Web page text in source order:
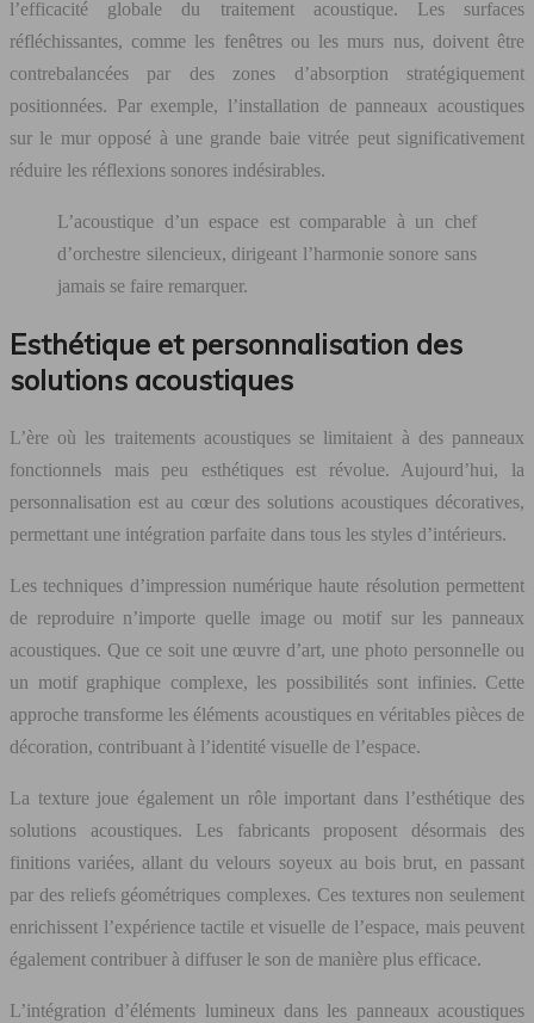
l’efficacité globale du traitement acoustique. Les surfaces
réfléchissantes, comme les fenêtres ou les murs nus, doivent être
contrebalancées par des zones d’absorption stratégiquement
positionnées. Par exemple, l’installation de panneaux acoustiques
sur le mur opposé à une grande baie vitrée peut significativement
réduire les réflexions sonores indésirables.
L’acoustique d’un espace est comparable à un chef
d’orchestre silencieux, dirigeant l’harmonie sonore sans
jamais se faire remarquer.
Esthétique et personnalisation des
solutions acoustiques
L’ère où les traitements acoustiques se limitaient à des panneaux
fonctionnels mais peu esthétiques est révolue. Aujourd’hui, la
personnalisation est au cœur des solutions acoustiques décoratives,
permettant une intégration parfaite dans tous les styles d’intérieurs.
Les techniques d’impression numérique haute résolution permettent
de reproduire n’importe quelle image ou motif sur les panneaux
acoustiques. Que ce soit une œuvre d’art, une photo personnelle ou
un motif graphique complexe, les possibilités sont infinies. Cette
approche transforme les éléments acoustiques en véritables pièces de
décoration, contribuant à l’identité visuelle de l’espace.
La texture joue également un rôle important dans l’esthétique des
solutions acoustiques. Les fabricants proposent désormais des
finitions variées, allant du velours soyeux au bois brut, en passant
par des reliefs géométriques complexes. Ces textures non seulement
enrichissent l’expérience tactile et visuelle de l’espace, mais peuvent
également contribuer à diffuser le son de manière plus efficace.
L’intégration d’éléments lumineux dans les panneaux acoustiques